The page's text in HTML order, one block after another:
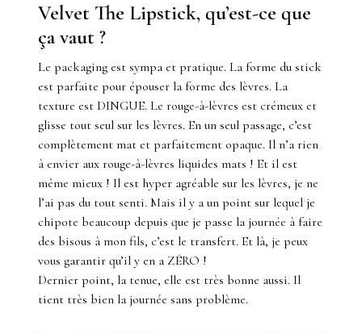
Velvet The Lipstick, qu’est-ce que
ça vaut ?
Le packaging est sympa et pratique. La forme du stick
est parfaite pour épouser la forme des lèvres. La
texture est DINGUE. Le rouge-à-lèvres est crémeux et
glisse tout seul sur les lèvres. En un seul passage, c’est
complètement mat et parfaitement opaque. Il n’a rien
à envier aux rouge-à-lèvres liquides mats ! Et il est
même mieux ! Il est hyper agréable sur les lèvres, je ne
l’ai pas du tout senti. Mais il y a un point sur lequel je
chipote beaucoup depuis que je passe la journée à faire
des bisous à mon fils, c’est le transfert. Et là, je peux
vous garantir qu’il y en a ZÉRO !
Dernier point, la tenue, elle est très bonne aussi. Il
tient très bien la journée sans problème.